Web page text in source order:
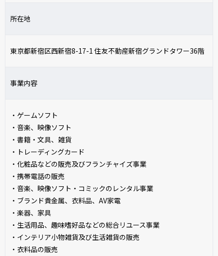
所在地
東京都新宿区西新宿8-17-1 住友不動産新宿グランドタワー36階
事業内容
・ゲームソフト
・音楽、映像ソフト
・書籍・文具、雑貨
・トレーディングカード
・化粧品などの販売及びフランチャイズ事業
・携帯電話の販売
・音楽、映像ソフト・コミックのレンタル事業
・ブランド貴金属、衣料品、AV家電
・楽器、家具
・生活用品、趣味嗜好品などの総合リユース事業
・インテリア小物雑貨及び生活雑貨の販売
・衣料品の販売